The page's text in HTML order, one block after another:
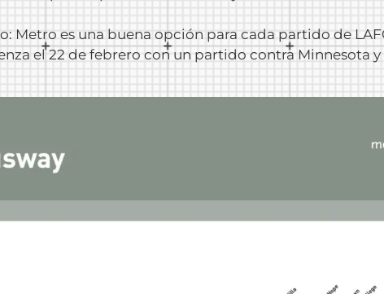
Metro es una buena opción para cada partido de
el 22 de febrero con un partido contra Minnesota